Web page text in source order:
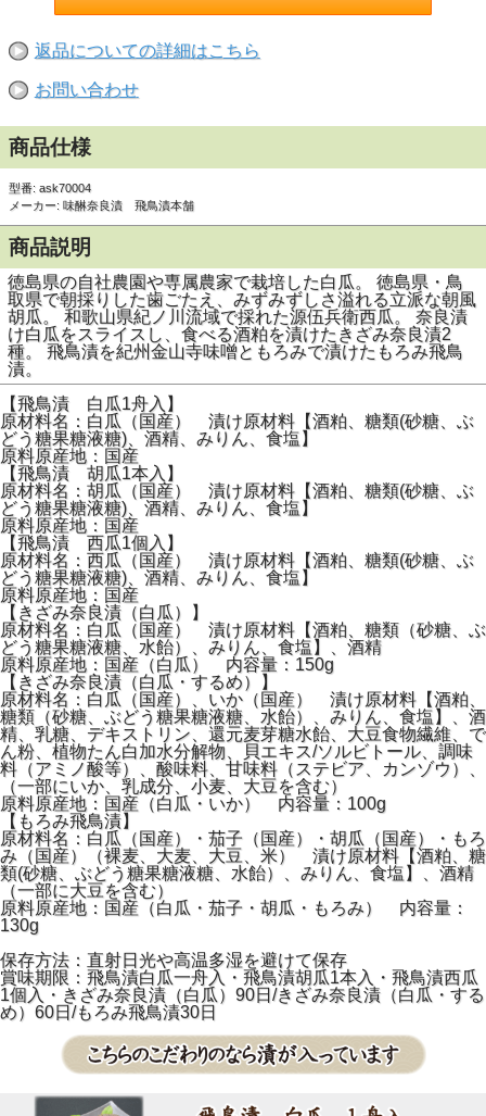
返品についての詳細はこちら
お問い合わせ
商品仕様
型番: ask70004
メーカー: 味醂奈良漬 飛鳥漬本舗
商品説明
徳島県の自社農園や専属農家で栽培した白瓜。 徳島県・鳥
取県で朝採りした歯ごたえ、みずみずしさ溢れる立派な朝風
胡瓜。 和歌山県紀ノ川流域で採れた源伍兵衛西瓜。 奈良漬
け白瓜をスライスし、食べる酒粕を漬けたきざみ奈良漬2
種。 飛鳥漬を紀州金山寺味噌ともろみで漬けたもろみ飛鳥
漬。
【飛鳥漬 白瓜1舟入】
原材料名：白瓜（国産） 漬け原材料【酒粕、糖類(砂糖、ぶ
どう糖果糖液糖)、酒精、みりん、食塩】
原料原産地：国産
【飛鳥漬 胡瓜1本入】
原材料名：胡瓜（国産） 漬け原材料【酒粕、糖類(砂糖、ぶ
どう糖果糖液糖)、酒精、みりん、食塩】
原料原産地：国産
【飛鳥漬 西瓜1個入】
原材料名：西瓜（国産） 漬け原材料【酒粕、糖類(砂糖、ぶ
どう糖果糖液糖)、酒精、みりん、食塩】
原料原産地：国産
【きざみ奈良漬（白瓜）】
原材料名：白瓜（国産） 漬け原材料【酒粕、糖類（砂糖、ぶ
どう糖果糖液糖、水飴）、みりん、食塩】、酒精
原料原産地：国産（白瓜） 内容量：150g
【きざみ奈良漬（白瓜・するめ）】
原材料名：白瓜（国産）、いか（国産） 漬け原材料【酒粕、
糖類（砂糖、ぶどう糖果糖液糖、水飴）、みりん、食塩】、酒
精、乳糖、デキストリン、還元麦芽糖水飴、大豆食物繊維、で
ん粉、植物たん白加水分解物、貝エキス/ソルビトール、調味
料（アミノ酸等）、酸味料、甘味料（ステビア、カンゾウ）、
（一部にいか、乳成分、小麦、大豆を含む）
原料原産地：国産（白瓜・いか） 内容量：100g
【もろみ飛鳥漬】
原材料名：白瓜（国産）・茄子（国産）・胡瓜（国産）・もろ
み（国産）（裸麦、大麦、大豆、米） 漬け原材料【酒粕、糖
類(砂糖、ぶどう糖果糖液糖、水飴）、みりん、食塩】、酒精
（一部に大豆を含む）
原料原産地：国産（白瓜・茄子・胡瓜・もろみ） 内容量：
130g
保存方法：直射日光や高温多湿を避けて保存
賞味期限：飛鳥漬白瓜一舟入・飛鳥漬胡瓜1本入・飛鳥漬西瓜
1個入・きざみ奈良漬（白瓜）90日/きざみ奈良漬（白瓜・する
め）60日/もろみ飛鳥漬30日